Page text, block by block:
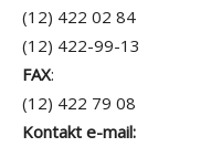
(12) 422 02 84
(12) 422-99-13
FAX:
(12) 422 79 08
Kontakt e-mail: